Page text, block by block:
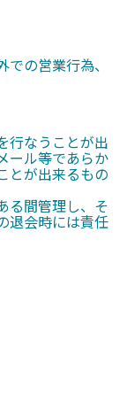
の営業行為、
行なうことが出
ール等であらか
とが出来るもの
る間管理し、そ
退会時には責任